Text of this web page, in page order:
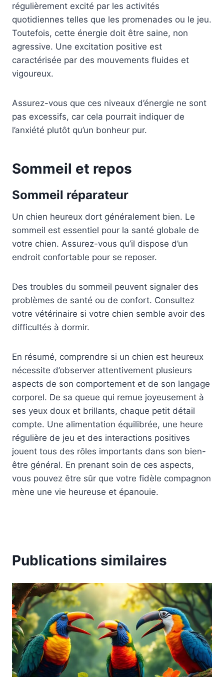
régulièrement excité par les activités
quotidiennes telles que les promenades ou le jeu.
Toutefois, cette énergie doit être saine, non
agressive. Une excitation positive est
caractérisée par des mouvements fluides et
vigoureux.
Assurez-vous que ces niveaux d’énergie ne sont
pas excessifs, car cela pourrait indiquer de
l’anxiété plutôt qu’un bonheur pur.
Sommeil et repos
Sommeil réparateur
Un chien heureux dort généralement bien. Le
sommeil est essentiel pour la santé globale de
votre chien. Assurez-vous qu’il dispose d’un
endroit confortable pour se reposer.
Des troubles du sommeil peuvent signaler des
problèmes de santé ou de confort. Consultez
votre vétérinaire si votre chien semble avoir des
difficultés à dormir.
En résumé, comprendre si un chien est heureux
nécessite d’observer attentivement plusieurs
aspects de son comportement et de son langage
corporel. De sa queue qui remue joyeusement à
ses yeux doux et brillants, chaque petit détail
compte. Une alimentation équilibrée, une heure
régulière de jeu et des interactions positives
jouent tous des rôles importants dans son bien-
être général. En prenant soin de ces aspects,
vous pouvez être sûr que votre fidèle compagnon
mène une vie heureuse et épanouie.
Publications similaires